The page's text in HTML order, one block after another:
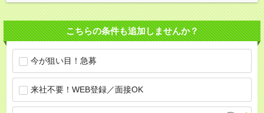
こちらの条件も追加しませんか？
今が狙い目！急募
来社不要！WEB登録／面接OK